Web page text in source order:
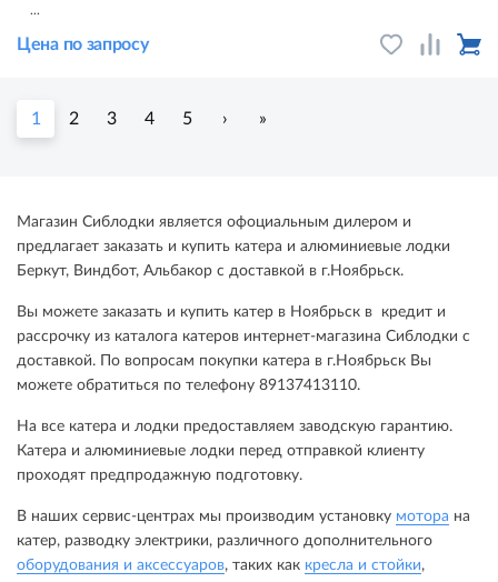
...
Цена по запросу
1 2 3 4 5 › »
Магазин Сиблодки является офоциальным дилером и
предлагает заказать и купить катера и алюминиевые лодки
Беркут, Виндбот, Альбакор с доставкой в г.Ноябрьск.
Вы можете заказать и купить катер в Ноябрьск в кредит и
рассрочку из каталога катеров интернет-магазина Сиблодки с
доставкой. По вопросам покупки катера в г.Ноябрьск Вы
можете обратиться по телефону 89137413110.
На все катера и лодки предоставляем заводскую гарантию.
Катера и алюминиевые лодки перед отправкой клиенту
проходят предпродажную подготовку.
В наших сервис-центрах мы производим установку мотора на
катер, разводку электрики, различного дополнительного
оборудования и аксессуаров, таких как кресла и стойки,